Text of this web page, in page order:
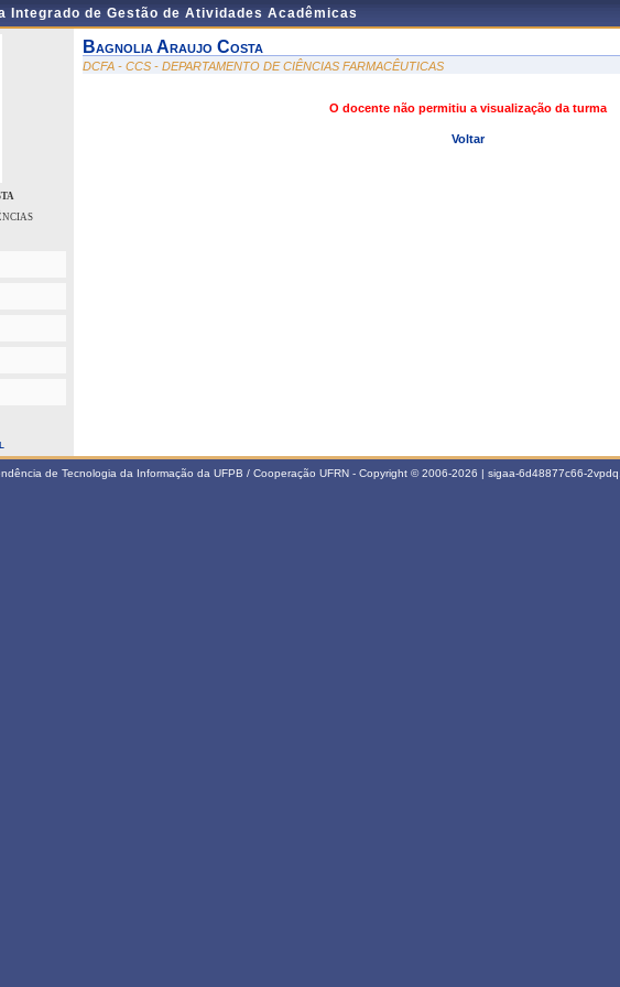
Integrado de Gestão de Atividades Acadêmicas
Bagnolia Araujo Costa
DCFA - CCS - DEPARTAMENTO DE CIÊNCIAS FARMACÊUTICAS
O docente não permitiu a visualização da turma
Voltar
de Tecnologia da Informação da UFPB / Cooperação UFRN - Copyright © 2006-2026 | sigaa-6d48877c66-